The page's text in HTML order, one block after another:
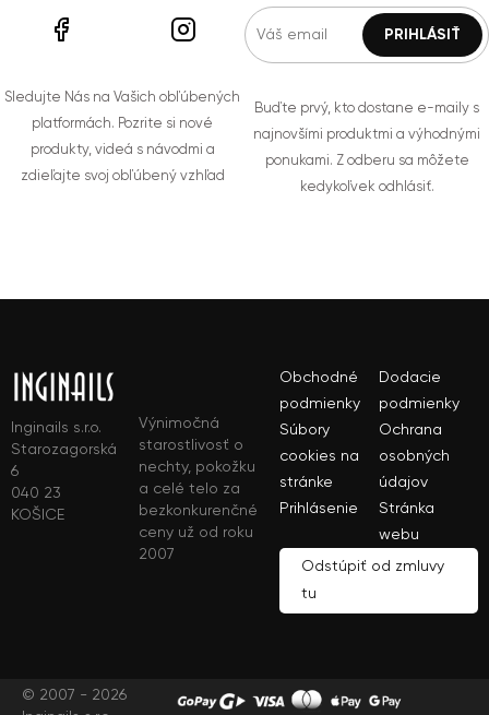
Sledujte Nás na Vašich obľúbených
platformách. Pozrite si nové
produkty, videá s návodmi a
zdieľajte svoj obľúbený vzhľad
Buďte prvý, kto dostane e-maily s
najnovšími produktmi a výhodnými
ponukami. Z odberu sa môžete
kedykoľvek odhlásiť.
Inginails s.r.o.
Starozagorská
6
040 23
KOŠICE
Výnimočná
starostlivosť o
nechty, pokožku
a celé telo za
bezkonkurenčné
ceny už od roku
2007
Obchodné
podmienky
Dodacie
podmienky
Súbory
cookies na
stránke
Ochrana
osobných
údajov
Prihlásenie
Stránka
webu
Odstúpiť od zmluvy
tu
© 2007 - 2026